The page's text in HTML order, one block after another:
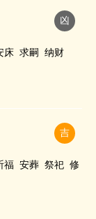
凶
床 求嗣 纳财
吉
福 安葬 祭祀 修